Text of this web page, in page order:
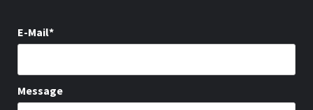
E-Mail*
Message